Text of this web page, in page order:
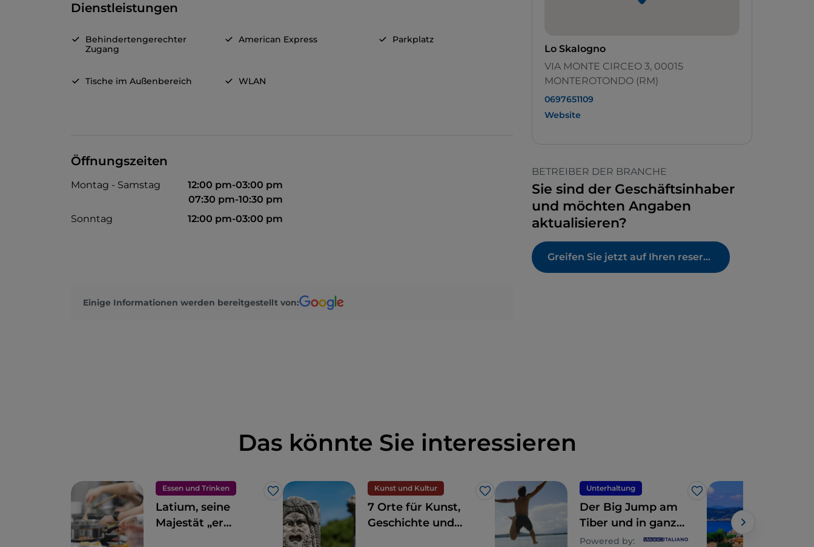
Dienstleistungen
Behindertengerechter
Zugang
American Express Parkplatz
Tische im Außenbereich WLAN
Öffnungszeiten
Montag - Samstag
12:00 pm-03:00 pm
07:30 pm-10:30 pm
Sonntag
12:00 pm-03:00 pm
Einige Informationen werden bereitgestellt von:
Lo Skalogno
VIA MONTE CIRCEO 3, 00015
MONTEROTONDO (RM)
0697651109
Website
BETREIBER DER BRANCHE
Sie sind der Geschäftsinhaber
und möchten Angaben
aktualisieren?
Greifen Sie jetzt auf Ihren reservierten Bereich zu
Das könnte Sie interessieren
Essen und Trinken
Like
Latium, seine
Majestät „er
Kunst und Kultur
Like
7 Orte für Kunst,
Geschichte und
Unterhaltung
Like
Der Big Jump am
Tiber und in ganz
Europa
Powered by: